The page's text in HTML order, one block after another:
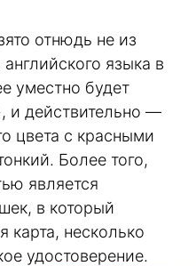
отнюдь не из
языка в
уместно будет
и действительно —
цвета с красными
Более того,
является
в который
карта, несколько
удостоверение.